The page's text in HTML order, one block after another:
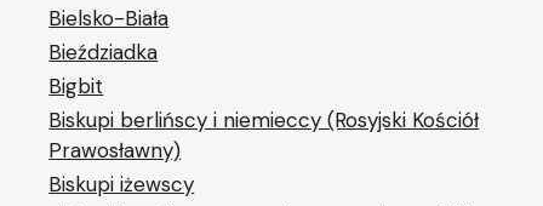
Bielsko-Biała
Bieździadka
Bigbit
Biskupi berlińscy i niemieccy (Rosyjski Kościół
Prawosławny)
Biskupi iżewscy